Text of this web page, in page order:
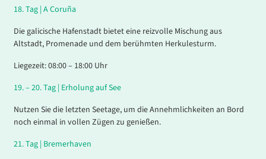
18.Tag | A Coruña
Die galicische Hafenstadt bietet eine reizvolle Mischung aus
Altstadt, Promenade und dem berühmten Herkulesturm.
Liegezeit: 08:00 – 18:00 Uhr
19. – 20.Tag | Erholung auf See
Nutzen Sie die letzten Seetage, um die Annehmlichkeiten an Bord
noch einmal in vollen Zügen zu genießen.
21.Tag | Bremerhaven